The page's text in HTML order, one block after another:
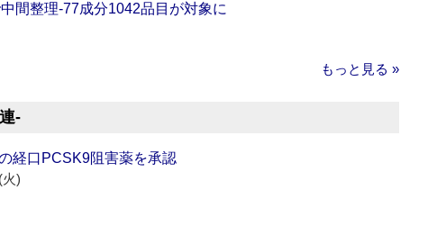
間整理‐77成分1042品目が対象に
もっと見る »
‐
経口PCSK9阻害薬を承認
)